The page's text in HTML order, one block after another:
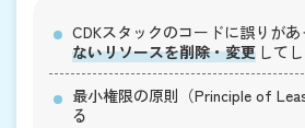
CDKスタックのコードに誤りがあ
ないリソースを削除・変更 して
最小権限の原則（Principle of
る